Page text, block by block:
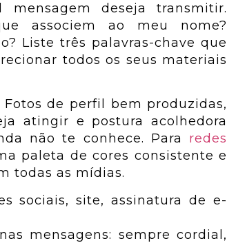
deseja transmitir.
associem ao meu nome?
Liste três palavras-chave que
todos os seus materiais
de perfil bem produzidas,
atingir e postura acolhedora
não te conhece. Para redes
paleta de cores consistente e
todas as mídias.
sociais, site, assinatura de e-
mensagens: sempre cordial,